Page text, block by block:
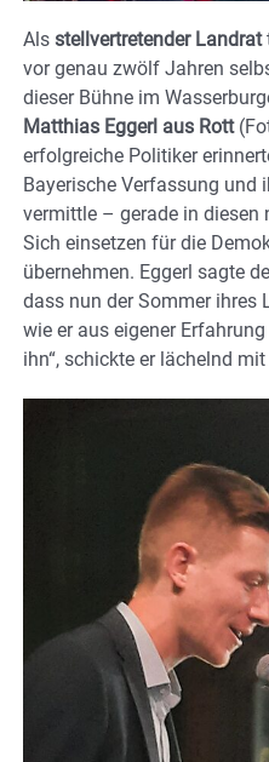
Als stellvertretender Landrat
vor genau zwölf Jahren
dieser Bühne im
Matthias Eggerl aus Rott
erfolgreiche Politiker
Bayerische Verfassung und
vermittle – gerade in diesen
Sich einsetzen für die
übernehmen. Eggerl sagte
dass nun der Sommer ihres
wie er aus eigener
ihn“, schickte er lächelnd